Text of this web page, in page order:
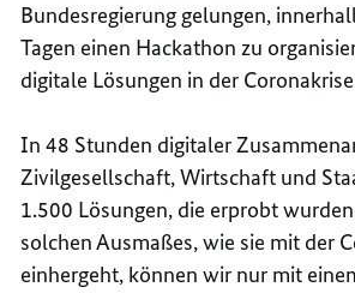
Bundesregierung gelungen,
Tagen einen Hackathon zu
digitale Lösungen in der
In 48 Stunden digitaler
Zivilgesellschaft, Wirtschaft und
1.500 Lösungen, die erprobt
solchen Ausmaßes, wie sie mit der
einhergeht, können wir nur mit